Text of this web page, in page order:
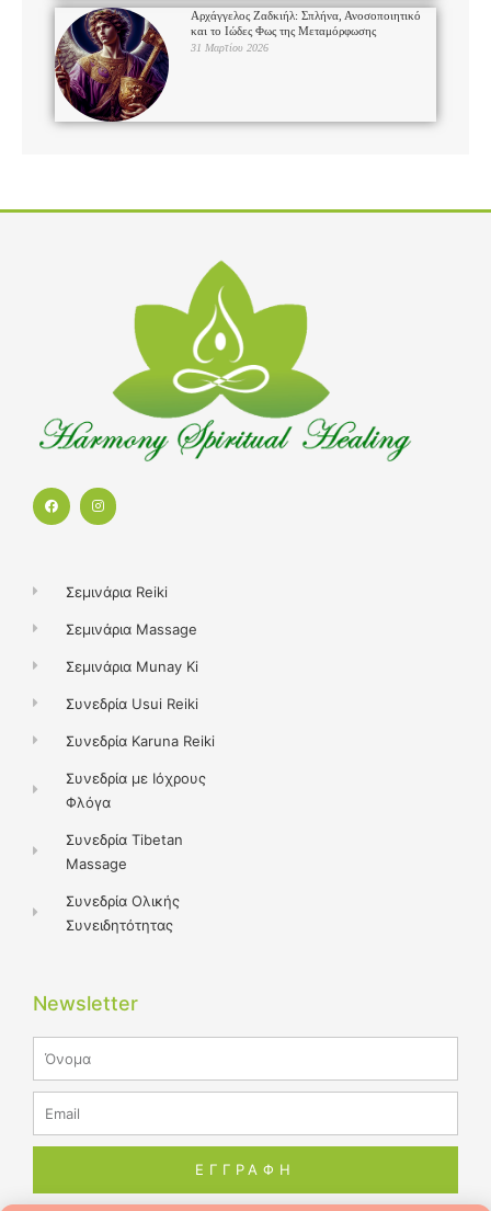
Αρχάγγελος Ζαδκιήλ: Σπλήνα, Ανοσοποιητικό
και το Ιώδες Φως της Μεταμόρφωσης
31 Μαρτίου 2026
F
a
I
n
m
Σεμινάρια Reiki
Σεμινάρια Massage
Σεμινάρια Munay Ki
Συνεδρία Usui Reiki
Συνεδρία Karuna Reiki
Συνεδρία με Ιόχρους
Φλόγα
Συνεδρία Tibetan
Massage
Συνεδρία Ολικής
Συνειδητότητας
Newsletter
ΕΓΓΡΑΦΗ